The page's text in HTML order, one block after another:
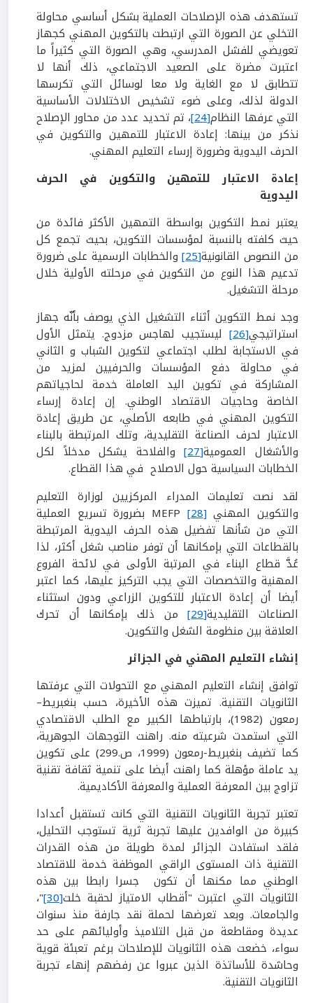
تستهدف هذه الإصلاحات العملية بشكل أساسي محاولة
التخلي عن الصورة التي ارتبطت بالتكوين المهني كجهاز
تعويضي للفشل المدرسي، وهي الصورة التي كثيراً ما
اعتبرت مضرة على الصعيد الاجتماعي، ذلك أنها لا
تتطابق لا مع الغاية ولا معا لوسائل التي تكرسها
الدولة لذلك، وعلى ضوء تشخيص الاختلالات الأساسية
التي عرفها النظام[24]
، تم تحديد عدد من محاور الإصلاح
نذكر من بينها: إعادة الاعتبار للتمهين والتكوين في
الحرف اليدوية وضرورة إرساء التعليم المهني.
إعادة الاعتبار للتمهين والتكوين في الحرف
اليدوية
يعتبر نمط التكوين بواسطة التمهين الأكثر فائدة من
حيث كلفته بالنسبة لمؤسسات التكوين، بحيث تجمع كل
من النصوص القانونية[25]
والخطابات الرسمية على ضرورة
تدعيم هذا النوع من التكوين في مرحلته الأولية خلال
مرحلة التشغيل.
وجد نمط التكوين أثناء التشغيل الذي يوصف بأنّه جهاز
استراتيجي[26]
ليستجيب لهاجس مزدوج. يتمثل الأول
في الاستجابة لطلب اجتماعي لتكوين الشباب و الثاني
في محاولة دفع المؤسسات والحرفيين لمزيد من
المشاركة في تكوين اليد العاملة خدمة لحاجياتهم
الخاصة وحاجيات الاقتصاد الوطني. إن إعادة إرساء
التكوين المهني في طابعه الأصلي، عن طريق إعادة
الاعتبار لحرف الصناعة التقليدية، وتلك المرتبطة بالبناء
والأشغال العمومية[27]
والفلاحة يشكل مدخلاً لكل
الخطابات السياسية حول الاصلاح في هذا القطاع.
لقد نصت تعليمات المدراء المركزيين لوزارة التعليم
والتكوين المهني[28]
MEFP بضرورة تسريع العملية
التي من شأنها تفضيل هذه الحرف اليدوية المرتبطة
بالقطاعات التي بإمكانها أن توفر مناصب شغل أكثر، لذا
عُدَّ قطاع البناء في المرتبة الأولى في لائحة الفروع
المهنية والتخصصات التي يجب التركيز عليها، كما اعتبر
أيضا أن إعادة الاعتبار للتكوين الزراعي ودون استثناء
الصناعات التقليدية[29]
من ذلك بإمكانها أن تحرك
العلاقة بين منظومة الشغل والتكوين.
إنشاء التعليم المهني في الجزائر
توافق إنشاء التعليم المهني مع التحولات التي عرفتها
الثانويات التقنية. تميزت هذه الأخيرة، حسب بنغبريط–
رمعون (1982)، بارتباطها الكبير مع الطلب الاقتصادي
التي استمدت شرعيته منه. راهنت التوجهات الجوهرية،
كما تضيف بنغبريط-رمعون (1999، ص.299) على تكوين
يد عاملة مؤهلة كما راهنت أيضا على تنمية ثقافة تقنية
تزاوج بين المعرفة العملية والمعرفة الأكاديمية.
تعتبر تجربة الثانويات التقنية التي كانت تستقبل أعدادا
كبيرة من الوافدين عليها تجربة ثرية تستوجب التحليل،
فلقد استفادت الجزائر لمدة طويلة من هذه القدرات
التقنية ذات المستوى الراقي الموظفة خدمة للاقتصاد
الوطني مما مكنها أن تكون جسرا رابطا بين هذه
الثانويات التي اعتبرت "أقطاب الامتياز لحقبة خلت[30]
"،
والجامعات. وبعد تعرضها لحملة نقد جارفة منذ سنوات
عديدة ومقاطعة من قبل التلاميذ وأوليائهم على حد
سواء، خضعت هذه الثانويات للإصلاحات برغم تعبئة قوية
وحاشدة للأساتذة الذين عبروا عن رفضهم إنهاء تجربة
الثانويات التقنية.